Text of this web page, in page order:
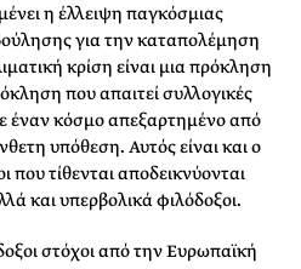
η έλλειψη παγκόσμιας
για την καταπολέμηση
κρίση είναι μια πρόκληση
που απαιτεί συλλογικές
έναν κόσμο απεξαρτημένο από
υπόθεση. Αυτός είναι και ο
που τίθενται αποδεικνύονται
και υπερβολικά φιλόδοξοι.
στόχοι από την Ευρωπαϊκή